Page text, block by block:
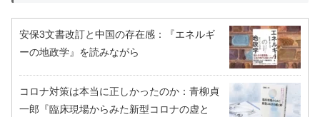
安保3文書改訂と中国の存在感：『エネルギ
ーの地政学』を読みながら
コロナ対策は本当に正しかったのか：青柳貞
一郎『臨床現場からみた新型コロナの虚と